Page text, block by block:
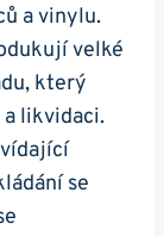
a vinylu.
velké
který
likvidaci.
se